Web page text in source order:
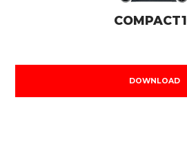
DOWNLOAD